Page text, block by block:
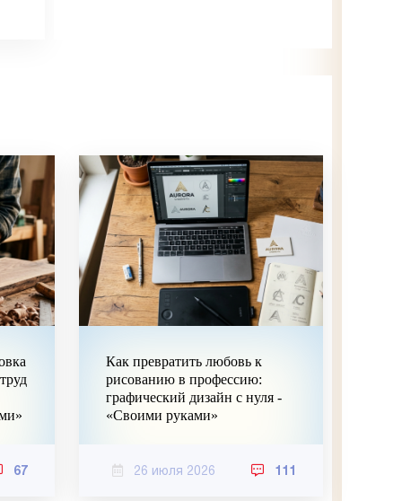
67
Как превратить любовь к
рисованию в профессию:
графический дизайн с нуля -
«Своими руками»
26 июля 2026 111